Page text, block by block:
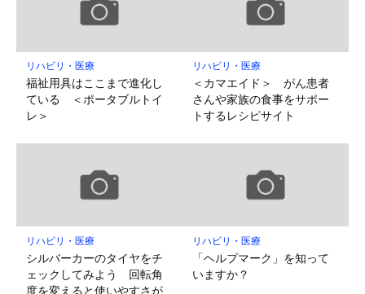
リハビリ・医療
福祉用具はここまで進化し
ている ＜ポータブルトイ
レ＞
リハビリ・医療
＜カマエイド＞ がん患者
さんや家族の食事をサポー
トするレシピサイト
リハビリ・医療
シルバーカーのタイヤをチ
ェックしてみよう 回転角
度を変えると使いやすさが
リハビリ・医療
「ヘルプマーク」を知って
いますか？